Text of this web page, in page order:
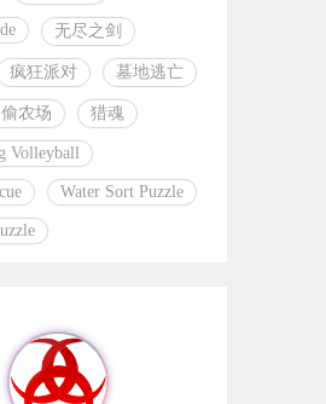
无尽之剑
疯狂派对 墓地逃亡
农场 猎魂
Volleyball
Water Sort Puzzle